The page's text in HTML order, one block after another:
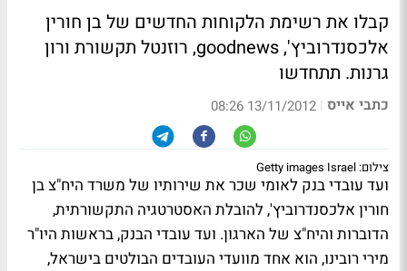
קבלו את רשימת הלקוחות החדשים של בן חורין
אלכסנדרוביץ', goodnews, רוזנטל תקשורת ורון
גרנות. תתחדשו
כתבי אייס |
13/11/2012 08:26
צילום: Getty images Israel
ועד עובדי בנק לאומי שכר את שירותיו של משרד היח"צבן
חורין אלכסנדרוביץ', להובלת האסטרטגיה התקשורתית,
הדוברות והיח"צ של הארגון. ועד עובדי הבנק, בראשות היו"ר
מירי רובינו, הוא אחד מוועדי העובדים הבולטים בישראל,